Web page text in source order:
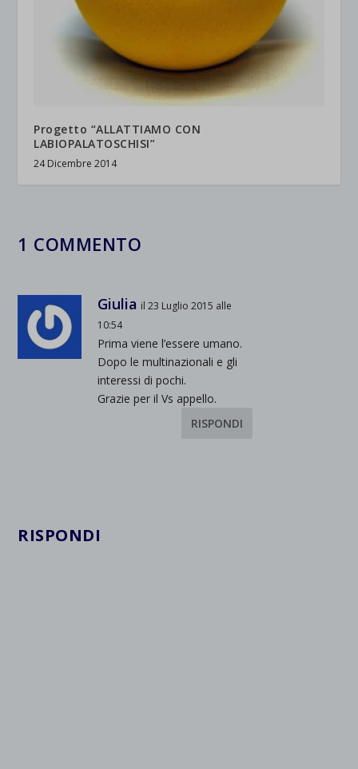
Progetto “ALLATTIAMO CON
LABIOPALATOSCHISI”
24 Dicembre 2014
1 COMMENTO
Giulia il 23 Luglio 2015 alle
10:54
Prima viene l’essere umano.
Dopo le multinazionali e gli
interessi di pochi.
Grazie per il Vs appello.
RISPONDI
RISPONDI